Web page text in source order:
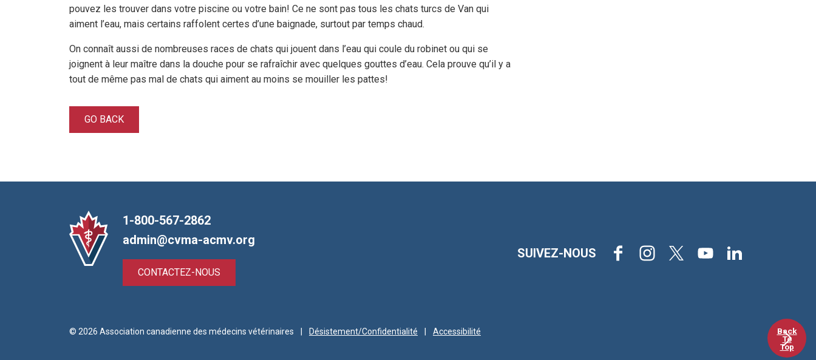
pouvez les trouver dans votre piscine ou votre bain! Ce ne sont pas tous les chats turcs de Van qui
aiment l’eau, mais certains raffolent certes d’une baignade, surtout par temps chaud.
On connaît aussi de nombreuses races de chats qui jouent dans l’eau qui coule du robinet ou qui se
joignent à leur maître dans la douche pour se rafraîchir avec quelques gouttes d’eau. Cela prouve qu’il y a
tout de même pas mal de chats qui aiment au moins se mouiller les pattes!
GO BACK
Back
To
Top
1-800-567-2862
admin@cvma-acmv.org
CONTACTEZ-NOUS
SUIVEZ-NOUS FacebookInstagram
X YoutubeLinkedIn
© 2026 Association canadienne des médecins vétérinaires Désistement/Confidentialité Accessibilité